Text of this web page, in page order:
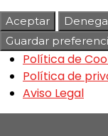
Aceptar
Guardar
Política de
Política de
Aviso Legal